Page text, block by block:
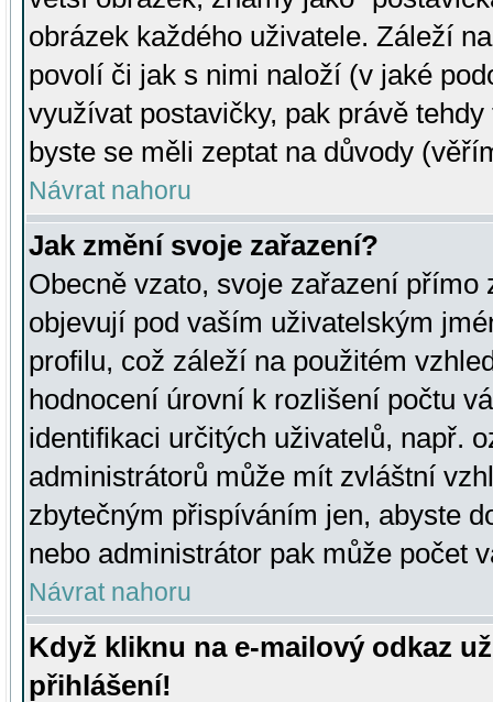
obrázek každého uživatele. Záleží
povolí či jak s nimi naloží (v jaké
využívat postavičky, pak právě
byste se měli zeptat na důvody
Návrat nahoru
Jak změní svoje zařazení?
Obecně vzato, svoje zařazení přímo
objevují pod vaším uživatelským
profilu, což záleží na použitém
hodnocení úrovní k rozlišení počtu
identifikaci určitých uživatelů, např.
administrátorů může mít zvláštní
zbytečným přispíváním jen, abyste
nebo administrátor pak může počet
Návrat nahoru
Když kliknu na e-mailový odkaz
přihlášení!